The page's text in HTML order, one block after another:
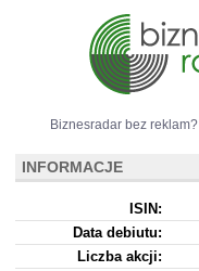
Biznesradar bez reklam?
INFORMACJE
ISIN:
Data debiutu:
Liczba akcji: